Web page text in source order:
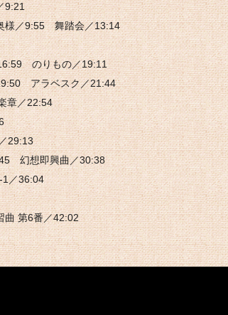
9:21
様／9:55 舞踏会／13:14
のりもの／19:11
アラベスク／21:44
章／22:54
29:13
幻想即興曲／30:38
1／36:04
曲 第6番／42:02